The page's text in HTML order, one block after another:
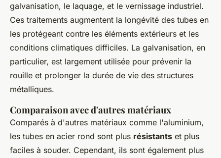
galvanisation, le laquage, et le vernissage industriel.
Ces traitements augmentent la longévité des tubes en
les protégeant contre les éléments extérieurs et les
conditions climatiques difficiles. La galvanisation, en
particulier, est largement utilisée pour prévenir la
rouille et prolonger la durée de vie des structures
métalliques.
Comparaison avec d'autres matériaux
Comparés à d'autres matériaux comme l'aluminium,
les tubes en acier rond sont plus résistants et plus
faciles à souder. Cependant, ils sont également plus